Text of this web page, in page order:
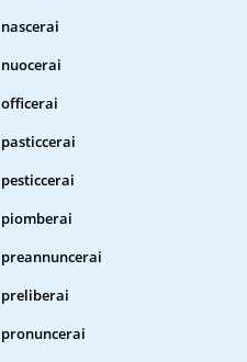
nascerai
nuocerai
officerai
pasticcerai
pesticcerai
piomberai
preannuncerai
preliberai
pronuncerai